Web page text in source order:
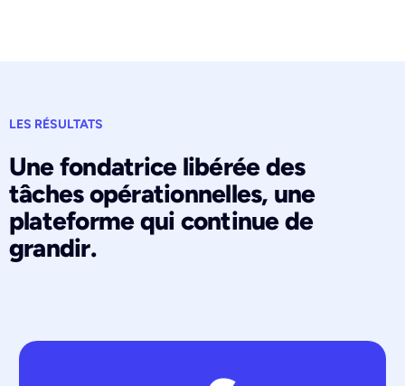
LES RÉSULTATS
Une fondatrice libérée des
tâches opérationnelles, une
plateforme qui continue de
grandir.